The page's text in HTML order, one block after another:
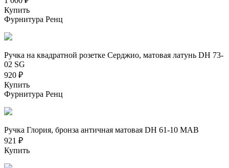
Купить
Фурнитура Ренц
Ручка на квадратной розетке Серджио, матовая латунь DH 73-
02 SG
920 ₽
Купить
Фурнитура Ренц
Ручка Глория, бронза античная матовая DH 61-10 MAB
921 ₽
Купить